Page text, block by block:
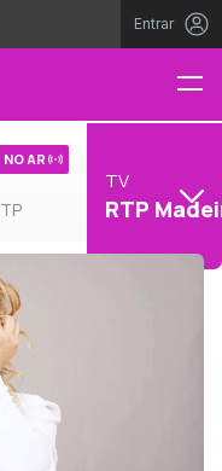
Entrar
NO AR
TV
RTP